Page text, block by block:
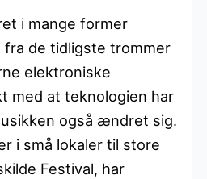
i mange former
fra de tidligste trommer
elektroniske
med at teknologien har
også ændret sig.
i små lokaler til store
Festival, har